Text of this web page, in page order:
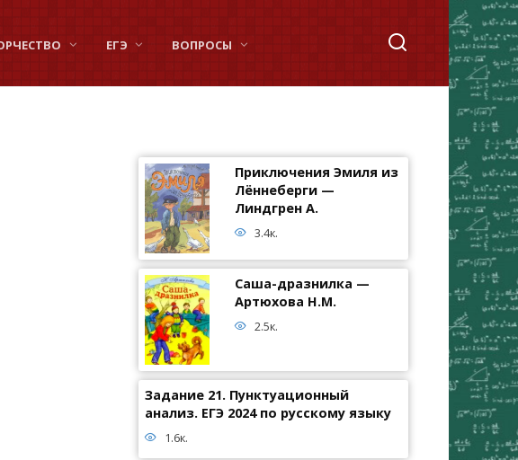
ЕГЭ ВОПРОСЫ
Приключения Эмиля из
Лённеберги —
Линдгрен А.
3.4к.
Саша-дразнилка —
Артюхова Н.М.
2.5к.
Задание 21. Пунктуационный
анализ. ЕГЭ 2024 по русскому языку
1.6к.